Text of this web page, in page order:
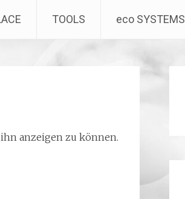
TOOLS eco SYSTEMS
anzeigen zu können.